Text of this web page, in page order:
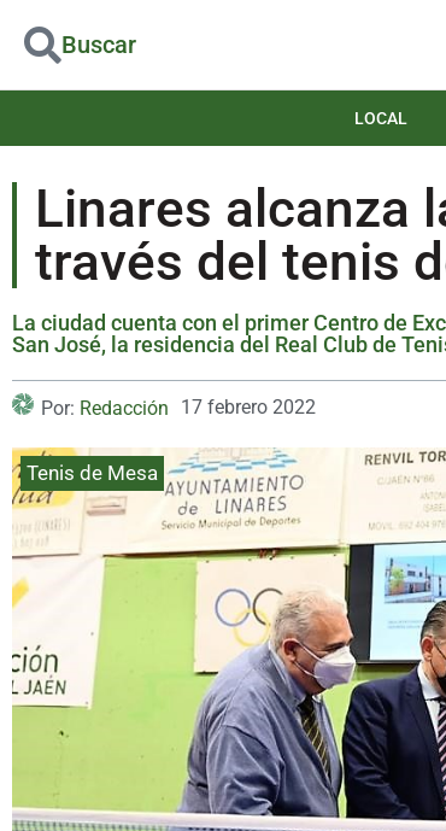
Buscar
LOCAL
Linares alcanza
través del tenis
La ciudad cuenta con el primer Centro de
San José, la residencia del Real Club de
Por: Redacción 17 febrero 2022
Tenis de Mesa